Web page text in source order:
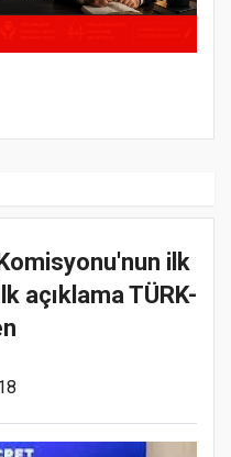
Parsanti
ilk
açıklama TÜRK-